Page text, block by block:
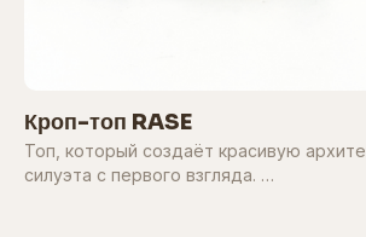
Кроп-топ RASE
Топ, который создаёт красивую
силуэта с первого взгляда. …